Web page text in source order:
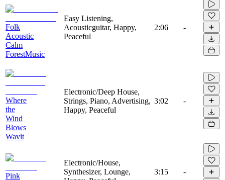
Folk
Acoustic
Calm
ForestMusic
Easy Listening,
Acousticguitar, Happy,
Peaceful
2:06 -
Where
the
Wind
Blows
Wavit
Electronic/Deep House,
Strings, Piano, Advertising,
Happy, Peaceful
3:02 -
Pink
Electronic/House,
Synthesizer, Lounge,
3:15 -